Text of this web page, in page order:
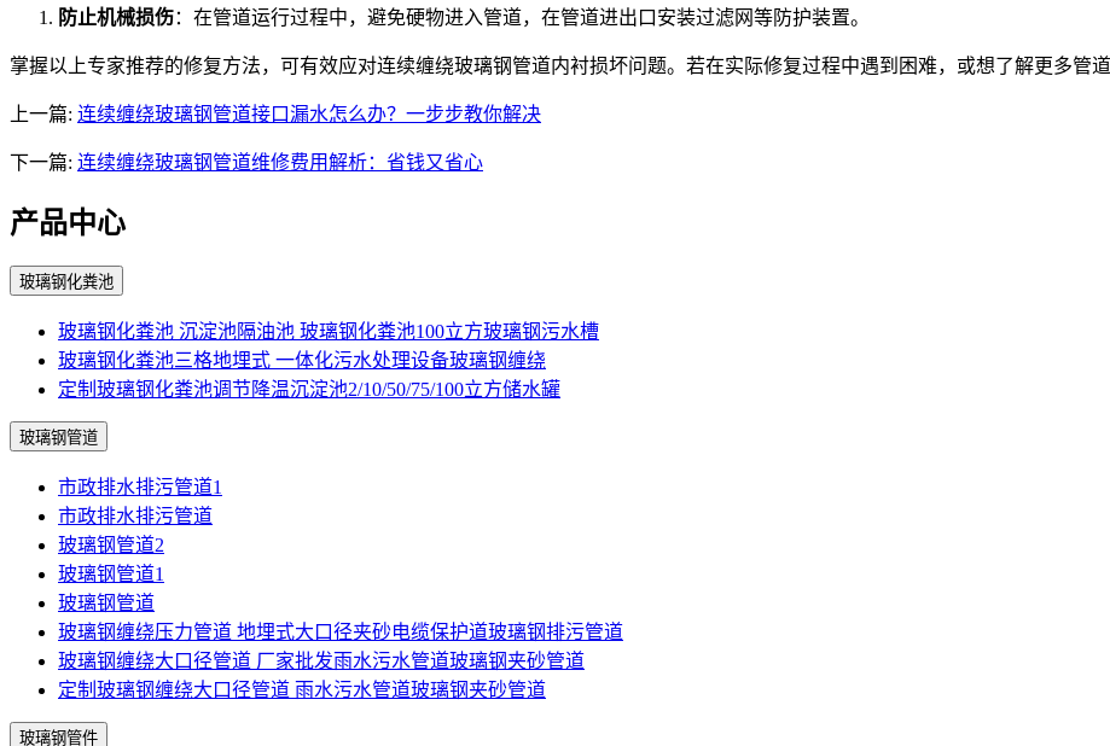
防止机械损伤：在管道运行过程中，避免硬物进入管道，在管道进出口安装过滤网等防护装置。
掌握以上专家推荐的修复方法，可有效应对连续缠绕玻璃钢管道内衬损坏问题。若在实际修复过程中遇到困难，或想了解更多管
上一篇: 连续缠绕玻璃钢管道接口漏水怎么办？一步步教你解决
下一篇: 连续缠绕玻璃钢管道维修费用解析：省钱又省心
产品中心
玻璃钢化粪池
玻璃钢化粪池 沉淀池隔油池 玻璃钢化粪池100立方玻璃钢污水槽
玻璃钢化粪池三格地埋式 一体化污水处理设备玻璃钢缠绕
定制玻璃钢化粪池调节降温沉淀池2/10/50/75/100立方储水罐
玻璃钢管道
市政排水排污管道1
市政排水排污管道
玻璃钢管道2
玻璃钢管道1
玻璃钢管道
玻璃钢缠绕压力管道 地埋式大口径夹砂电缆保护道玻璃钢排污管道
玻璃钢缠绕大口径管道 厂家批发雨水污水管道玻璃钢夹砂管道
定制玻璃钢缠绕大口径管道 雨水污水管道玻璃钢夹砂管道
玻璃钢管件